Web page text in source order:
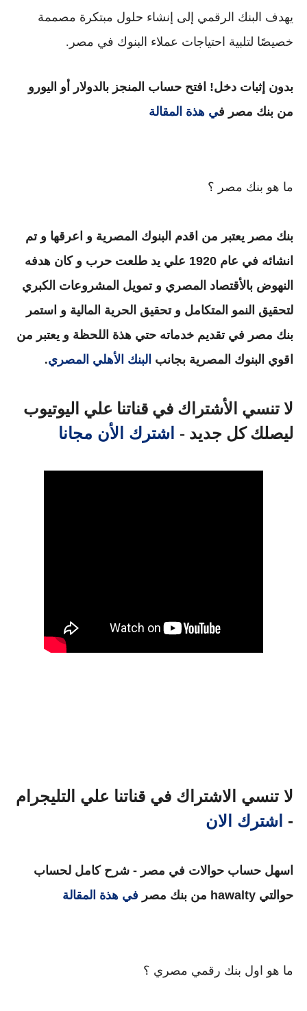
يهدف البنك الرقمي إلى إنشاء حلول مبتكرة مصممة
خصيصًا لتلبية احتياجات عملاء البنوك في مصر.
بدون إثبات دخل! افتح حساب المنجز بالدولار أو اليورو
من بنك مصر في هذة المقالة
ما هو بنك مصر ؟
بنك مصر يعتبر من اقدم البنوك المصرية و اعرقها وتم
انشائه في عام 1920 علي يد طلعت حرب
و كان هدفه
النهوض بالأقتصاد المصري و تمويل المشروعات الكبري
لتحقيق النمو المتكامل و تحقيق الحرية المالية و استمر
بنك مصر في تقديم خدماته حتي هذة اللحظة و يعتبر من
اقوي البنوك المصرية بجانب البنك الأهلي المصري.
لا تنسي الأشتراك في قناتنا علي اليوتيوب
ليصلك كل جديد - اشترك الأن مجانا
لا تنسي الاشتراك في قناتنا علي التليجرام
- اشترك الان
اسهل حساب حوالات في مصر - شرح كامل لحساب
حوالتي hawalty من بنك مصر
في هذة المقالة
ما هو اول بنك رقمي مصري ؟